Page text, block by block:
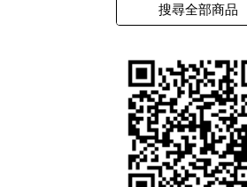
搜尋全部商品